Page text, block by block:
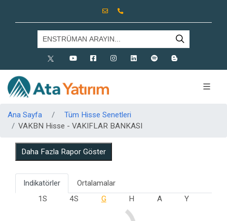
X Youtube FacebookInstagramLinkedinSpotify
Ana Sayfa
Tüm Hisse Senetleri
VAKBN Hisse - VAKIFLAR BANKASI
Daha Fazla Rapor Göster
Indikatörler
Ortalamalar
1S
4S G H A Y